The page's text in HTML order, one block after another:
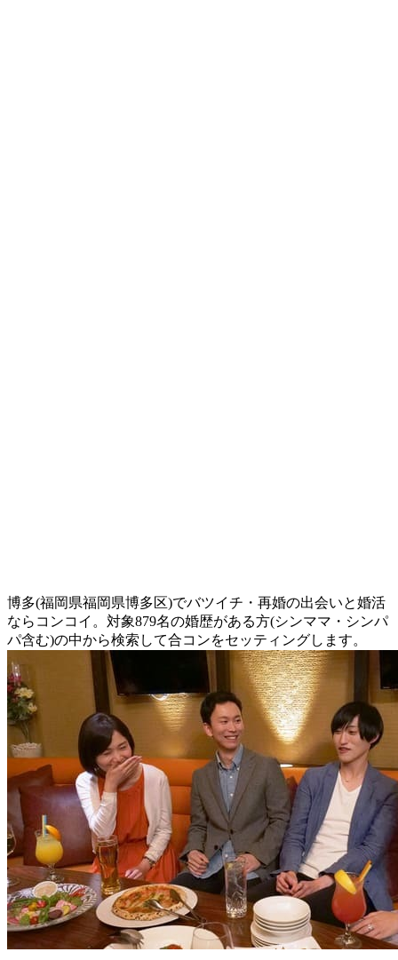
博多(福岡県福岡県博多区)でバツイチ・再婚の出会いと婚活
ならコンコイ。対象879名の婚歴がある方(シンママ・シンパ
パ含む)の中から検索して合コンをセッティングします。